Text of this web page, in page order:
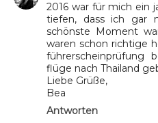
2016 war für mich ein
tiefen, dass ich gar
schönste Moment
waren schon richtige
führerscheinprüfung
flüge nach Thailand
Liebe Grüße,
Bea
Antworten